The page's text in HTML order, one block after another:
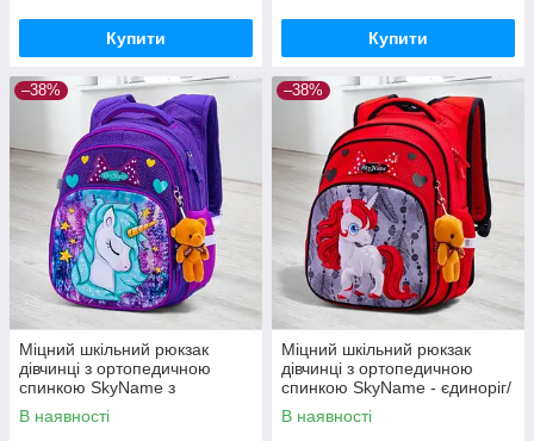
Купити Купити
–38%
Міцний шкільний рюкзак
дівчинці з ортопедичною
спинкою SkyName з
конячкою/ Водонепроникний
портфель для школи 1-4 клас
В наявності
–38%
Міцний шкільний рюкзак
дівчинці з ортопедичною
спинкою SkyName - єдиноріг/
Водонепроникний червоний
портфель для школи 1-4 клас
В наявності